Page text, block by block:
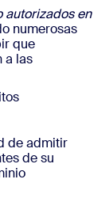
autorizados en
numerosas
que
a las
de admitir
de su